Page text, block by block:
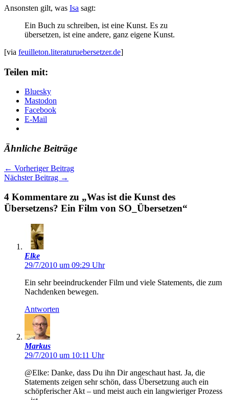
Ansonsten gilt, was Isa sagt:
Ein Buch zu schreiben, ist eine Kunst. Es zu
übersetzen, ist eine andere, ganz eigene Kunst.
[via feuilleton.literaturuebersetzer.de]
Teilen mit:
Bluesky
Mastodon
Facebook
E-Mail
Ähnliche Beiträge
← Vorheriger Beitrag
Nächster Beitrag →
4 Kommentare zu „Was ist die Kunst des
Übersetzens? Ein Film von SO_Übersetzen“
Elke
29/7/2010 um 09:29 Uhr
Ein sehr beeindruckender Film und viele Statements, die zum
Nachdenken bewegen.
Antworten
Markus
29/7/2010 um 10:11 Uhr
@Elke: Danke, dass Du ihn Dir angeschaut hast. Ja, die
Statements zeigen sehr schön, dass Übersetzung auch ein
schöpferischer Akt – und meist auch ein langwieriger Prozess